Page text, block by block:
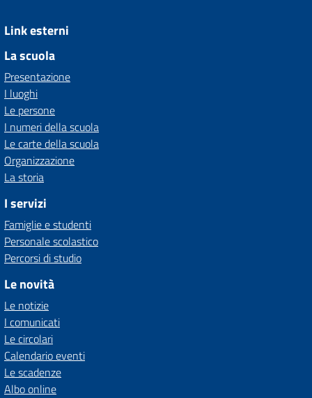
Link esterni
La scuola
Presentazione
I luoghi
Le persone
I numeri della scuola
Le carte della scuola
Organizzazione
La storia
I servizi
Famiglie e studenti
Personale scolastico
Percorsi di studio
Le novità
Le notizie
I comunicati
Le circolari
Calendario eventi
Le scadenze
Albo online